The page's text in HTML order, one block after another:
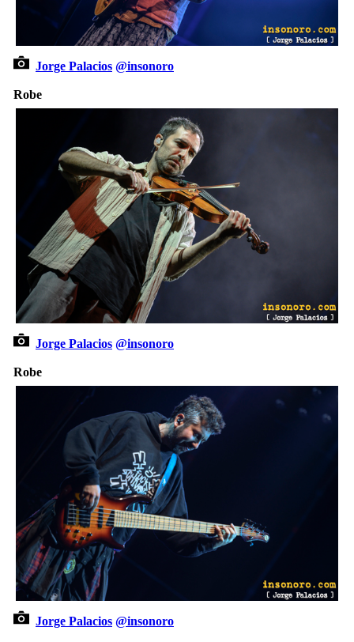
Jorge Palacios @insonoro
Robe
Jorge Palacios @insonoro
Robe
Jorge Palacios @insonoro